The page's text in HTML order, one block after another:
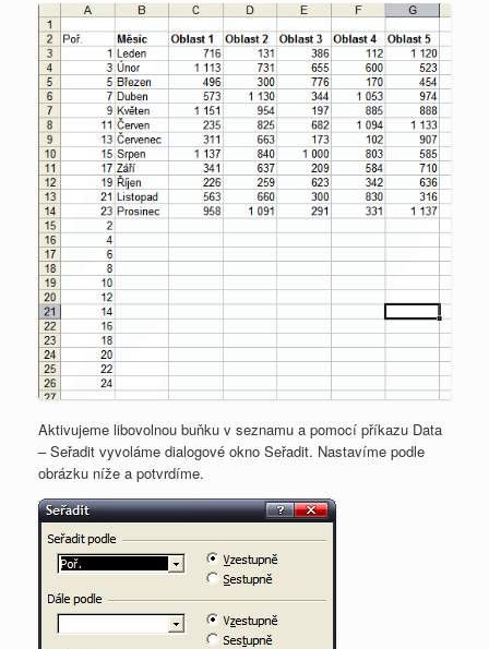
Aktivujeme libovolnou buňku v seznamu a pomocí příkazu Data
– Seřadit vyvoláme dialogové okno Seřadit. Nastavíme podle
obrázku níže a potvrdíme.